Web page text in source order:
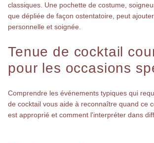
classiques. Une pochette de costume,
que dépliée de façon ostentatoire, peut
personnelle et soignée.
Tenue de cocktail
pour les occasions
Comprendre les événements typiques qui
de cocktail vous aide à reconnaître quand ce
est approprié et comment l'interpréter dans